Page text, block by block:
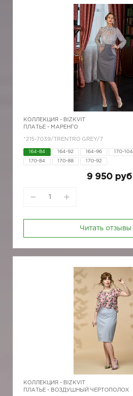
КОЛЛЕКЦИЯ - BIZKVIT
ПЛАТЬЕ - МАРЕНГО
*215-7039/TRENTRO GREY/7
164-84 164-92 164-96 170-104
170-84 170-88 170-92
9 950 руб
Читать отзывы
КОЛЛЕКЦИЯ - BIZKVIT
ПЛАТЬЕ - ВОЗДУШНЫЙ ЧЕРТОПОЛОХ